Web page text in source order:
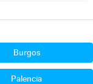
Burgos
Palencia